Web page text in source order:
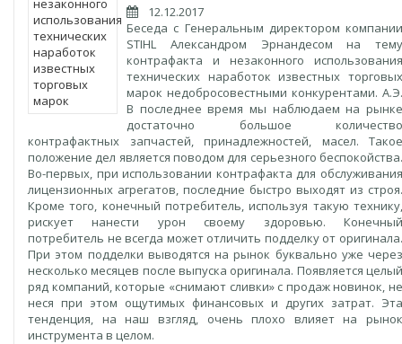
12.12.2017
Беседа с Генеральным директором компании
STIHL Александром Эрнандесом на тему
контрафакта и незаконного использования
технических наработок известных торговых
марок недобросовестными конкурентами. А.Э.
В последнее время мы наблюдаем на рынке
достаточно большое количество
контрафактных запчастей, принадлежностей, масел. Такое
положение дел является поводом для серьезного беспокойства.
Во-первых, при использовании контрафакта для обслуживания
лицензионных агрегатов, последние быстро выходят из строя.
Кроме того, конечный потребитель, используя такую технику,
рискует нанести урон своему здоровью. Конечный
потребитель не всегда может отличить подделку от оригинала.
При этом подделки выводятся на рынок буквально уже через
несколько месяцев после выпуска оригинала. Появляется целый
ряд компаний, которые «снимают сливки» с продаж новинок, не
неся при этом ощутимых финансовых и других затрат. Эта
тенденция, на наш взгляд, очень плохо влияет на рынок
инструмента в целом.